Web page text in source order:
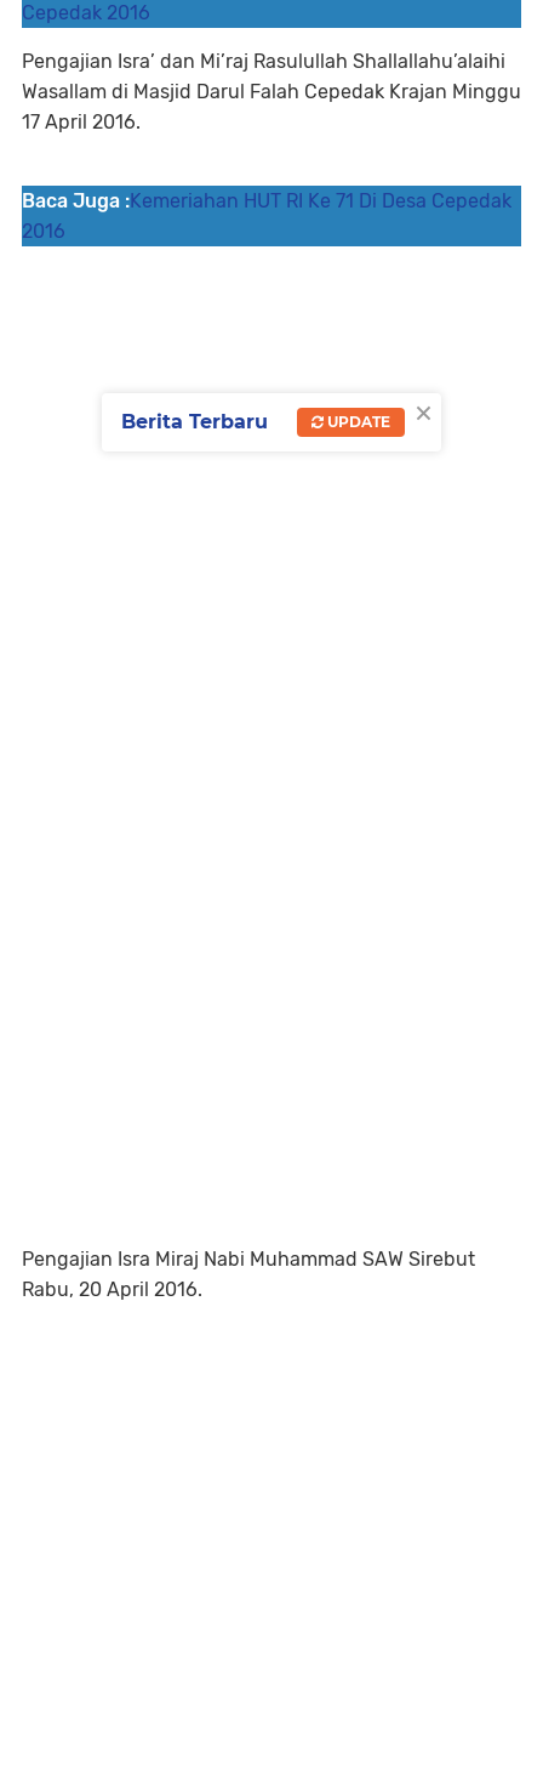
Cepedak 2016
Pengajian Isra’ dan Mi’raj Rasulullah Shallallahu’alaihi
Wasallam di Masjid Darul Falah Cepedak Krajan Minggu
17 April 2016.
Baca Juga :Kemeriahan HUT RI Ke 71 Di Desa Cepedak
2016
Pengajian Isra Miraj Nabi Muhammad SAW Sirebut
Rabu, 20 April 2016.
×
Berita Terbaru UPDATE